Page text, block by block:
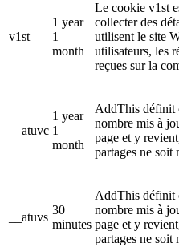
v1st
1 year
1
month
Le cookie v1st
collecter des
utilisent le site
utilisateurs, les
reçues sur la
__atuvc
1 year
1
month
AddThis définit
nombre mis à
page et y
partages ne soit
__atuvs
30
minutes
AddThis définit
nombre mis à
page et y
partages ne soit